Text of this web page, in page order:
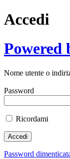
Accedi
Powered
Nome utente o
Password
Ricordami
Password